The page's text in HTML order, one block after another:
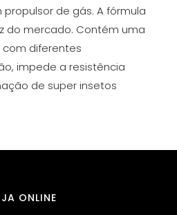
propulsor de gás. A fórmula
do mercado. Contém uma
diferentes
impede a resistência
de super insetos
ONLINE